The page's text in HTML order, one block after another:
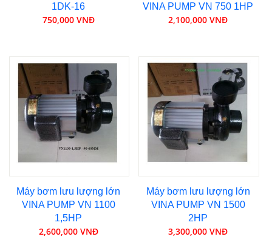
1DK-16
750,000 VNĐ
VINA PUMP VN 750 1HP
2,100,000 VNĐ
Máy bơm lưu lượng lớn
VINA PUMP VN 1100
1,5HP
2,600,000 VNĐ
Máy bơm lưu lượng lớn
VINA PUMP VN 1500
2HP
3,300,000 VNĐ